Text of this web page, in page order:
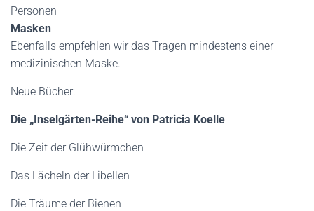
Personen
Masken
Ebenfalls empfehlen wir das Tragen mindestens einer
medizinischen Maske.
Neue Bücher:
Die „Inselgärten-Reihe“ von Patricia Koelle
Die Zeit der Glühwürmchen
Das Lächeln der Libellen
Die Träume der Bienen